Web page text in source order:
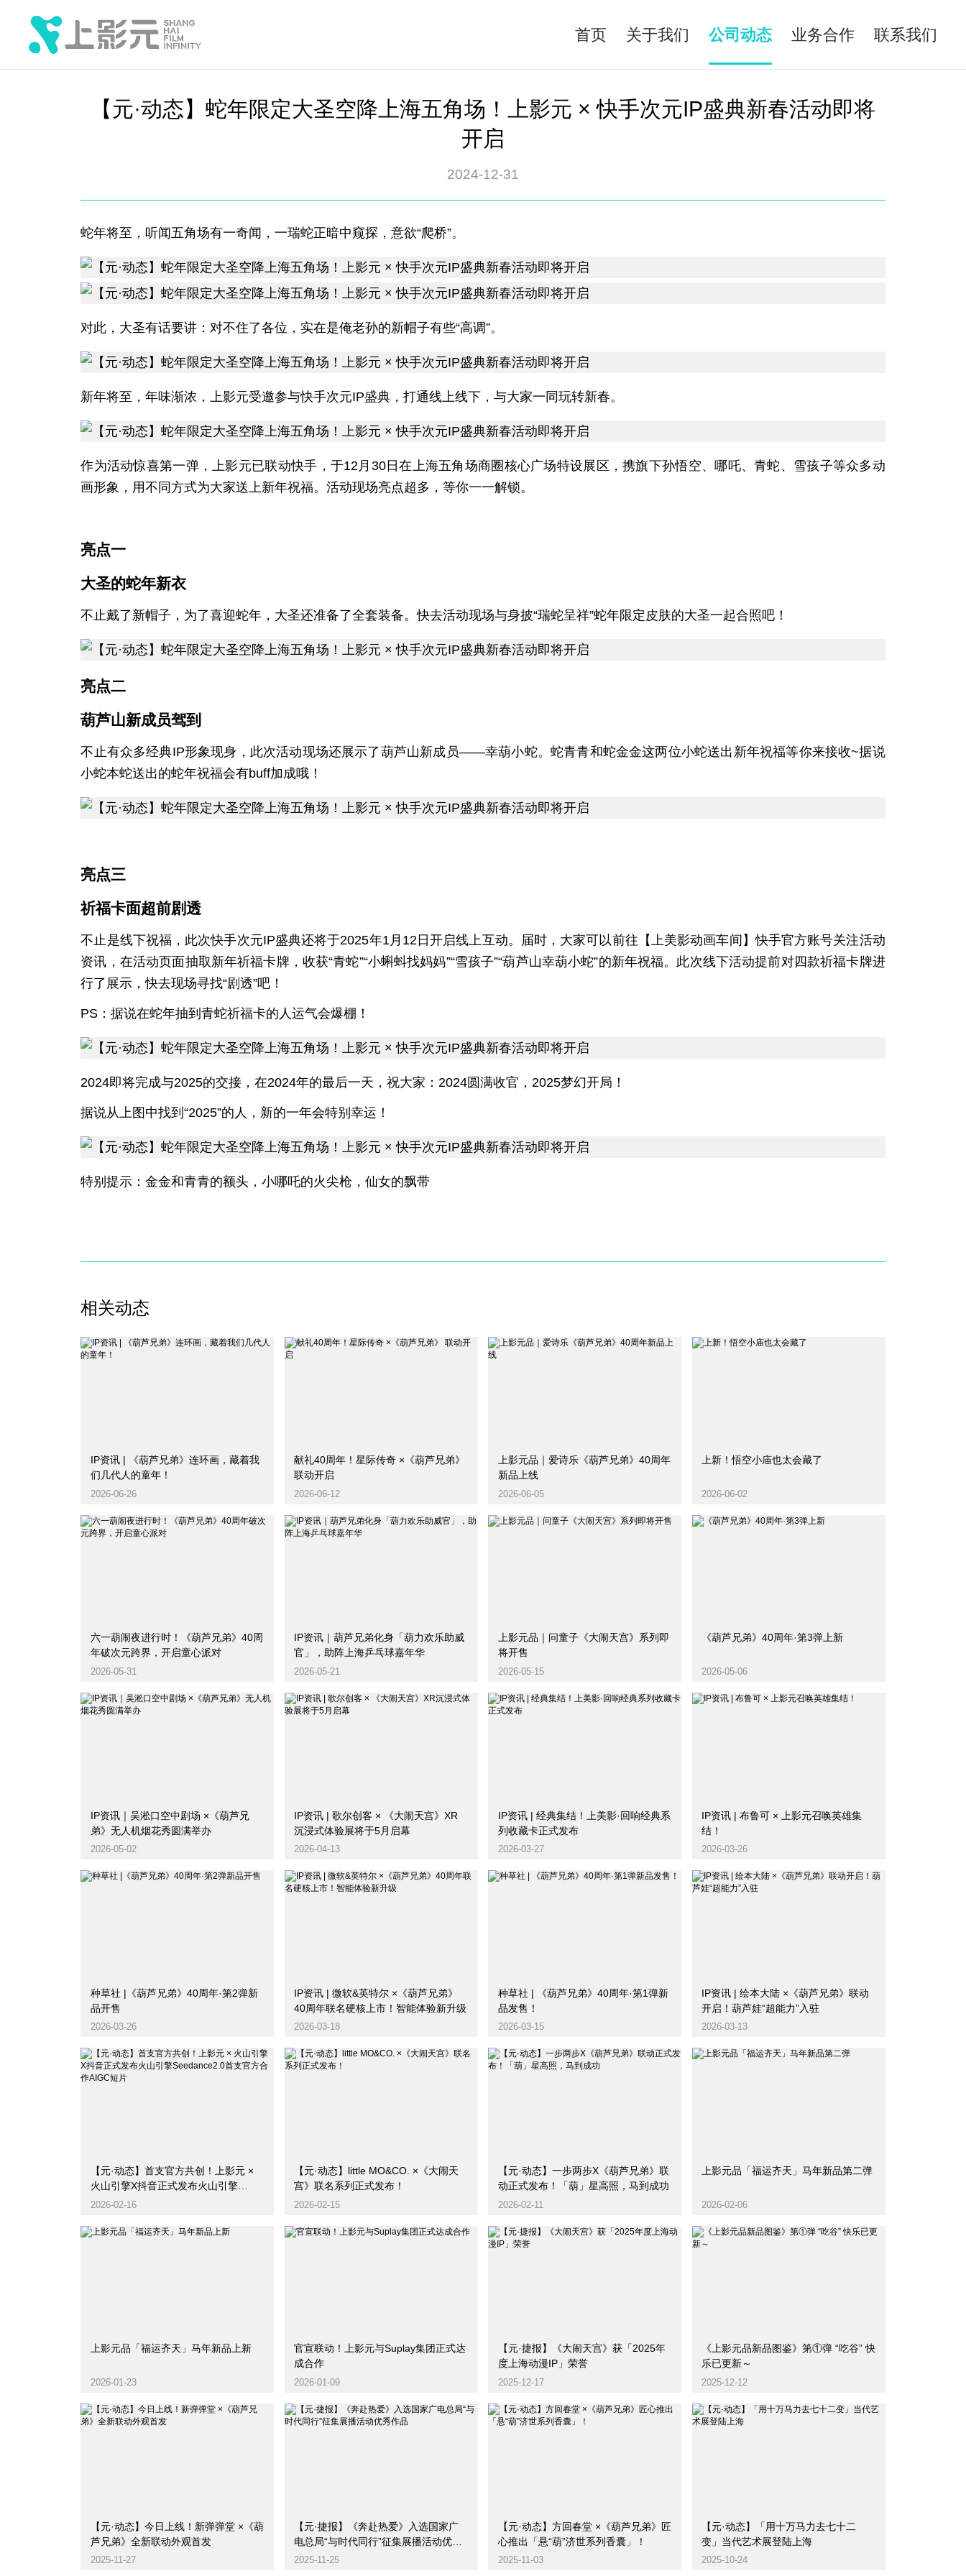
首页 关于我们 公司动态 业务合作 联系我们
【元·动态】蛇年限定大圣空降上海五角场！上影元 × 快手次元IP盛典新春活动即将
开启
2024-12-31
蛇年将至，听闻五角场有一奇闻，一瑞蛇正暗中窥探，意欲“爬桥”。
对此，大圣有话要讲：对不住了各位，实在是俺老孙的新帽子有些“高调”。
新年将至，年味渐浓，上影元受邀参与快手次元IP盛典，打通线上线下，与大家一同玩转新春。
作为活动惊喜第一弹，上影元已联动快手，于12月30日在上海五角场商圈核心广场特设展区，携旗下孙悟空、哪吒、青蛇、雪孩子等众多动
画形象，用不同方式为大家送上新年祝福。活动现场亮点超多，等你一一解锁。
亮点一
大圣的蛇年新衣
不止戴了新帽子，为了喜迎蛇年，大圣还准备了全套装备。快去活动现场与身披“瑞蛇呈祥”蛇年限定皮肤的大圣一起合照吧！
亮点二
葫芦山新成员驾到
不止有众多经典IP形象现身，此次活动现场还展示了葫芦山新成员——幸葫小蛇。蛇青青和蛇金金这两位小蛇送出新年祝福等你来接收~据说
小蛇本蛇送出的蛇年祝福会有buff加成哦！
亮点三
祈福卡面超前剧透
不止是线下祝福，此次快手次元IP盛典还将于2025年1月12日开启线上互动。届时，大家可以前往【上美影动画车间】快手官方账号关注活动
资讯，在活动页面抽取新年祈福卡牌，收获“青蛇”“小蝌蚪找妈妈”“雪孩子”“葫芦山幸葫小蛇”的新年祝福。此次线下活动提前对四款祈福卡牌进
行了展示，快去现场寻找“剧透”吧！
PS：据说在蛇年抽到青蛇祈福卡的人运气会爆棚！
2024即将完成与2025的交接，在2024年的最后一天，祝大家：2024圆满收官，2025梦幻开局！
据说从上图中找到“2025”的人，新的一年会特别幸运！
特别提示：金金和青青的额头，小哪吒的火尖枪，仙女的飘带
相关动态
IP资讯 | 《葫芦兄弟》连环画，藏着我
们几代人的童年！
2026-06-26
献礼40周年！星际传奇 ×《葫芦兄弟》
联动开启
2026-06-12
上影元品｜爱诗乐《葫芦兄弟》40周年
新品上线
2026-06-05
上新！悟空小庙也太会藏了
2026-06-02
六一葫闹夜进行时！《葫芦兄弟》40周
年破次元跨界，开启童心派对
2026-05-31
IP资讯｜葫芦兄弟化身「葫力欢乐助威
官」，助阵上海乒乓球嘉年华
2026-05-21
上影元品｜问童子《大闹天宫》系列即
将开售
2026-05-15
《葫芦兄弟》40周年·第3弹上新
2026-05-06
IP资讯｜吴淞口空中剧场 ×《葫芦兄
弟》无人机烟花秀圆满举办
2026-05-02
IP资讯 | 歌尔创客 × 《大闹天宫》XR
沉浸式体验展将于5月启幕
2026-04-13
IP资讯 | 经典集结！上美影·回响经典系
列收藏卡正式发布
2026-03-27
IP资讯 | 布鲁可 × 上影元召唤英雄集
结！
2026-03-26
种草社 |《葫芦兄弟》40周年·第2弹新
品开售
2026-03-26
IP资讯 | 微软&英特尔 ×《葫芦兄弟》
40周年联名硬核上市！智能体验新升级
2026-03-18
种草社 | 《葫芦兄弟》40周年·第1弹新
品发售！
2026-03-15
IP资讯 | 绘本大陆 ×《葫芦兄弟》联动
开启！葫芦娃“超能力”入驻
2026-03-13
【元·动态】首支官方共创！上影元 ×
火山引擎X抖音正式发布火山引擎
Seedance2.0首支官方合作AIGC短片
2026-02-16
【元·动态】little MO&CO. ×《大闹天
宫》联名系列正式发布！
2026-02-15
【元·动态】一步两步X《葫芦兄弟》联
动正式发布！「葫」星高照，马到成功
2026-02-11
上影元品「福运齐天」马年新品第二弹
2026-02-06
上影元品「福运齐天」马年新品上新
2026-01-23
官宣联动！上影元与Suplay集团正式达
成合作
2026-01-09
【元·捷报】《大闹天宫》获「2025年
度上海动漫IP」荣誉
2025-12-17
《上影元品新品图鉴》第①弹 “吃谷” 快
乐已更新～
2025-12-12
【元·动态】今日上线！新弹弹堂 ×《葫
芦兄弟》全新联动外观首发
2025-11-27
【元·捷报】《奔赴热爱》入选国家广
电总局“与时代同行”征集展播活动优秀
作品
2025-11-25
【元·动态】方回春堂 ×《葫芦兄弟》匠
心推出「悬“葫”济世系列香囊」！
2025-11-03
【元·动态】「用十万马力去七十二
变」当代艺术展登陆上海
2025-10-24